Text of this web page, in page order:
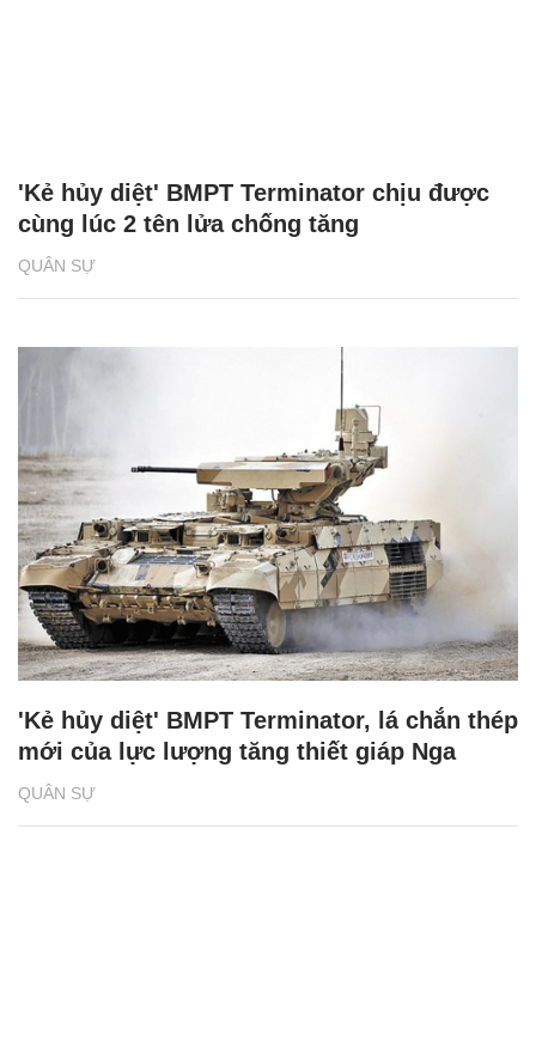
QUÂN SỰ
'Kẻ hủy diệt' BMPT Terminator chịu được
cùng lúc 2 tên lửa chống tăng
QUÂN SỰ
'Kẻ hủy diệt' BMPT Terminator, lá chắn thép
mới của lực lượng tăng thiết giáp Nga